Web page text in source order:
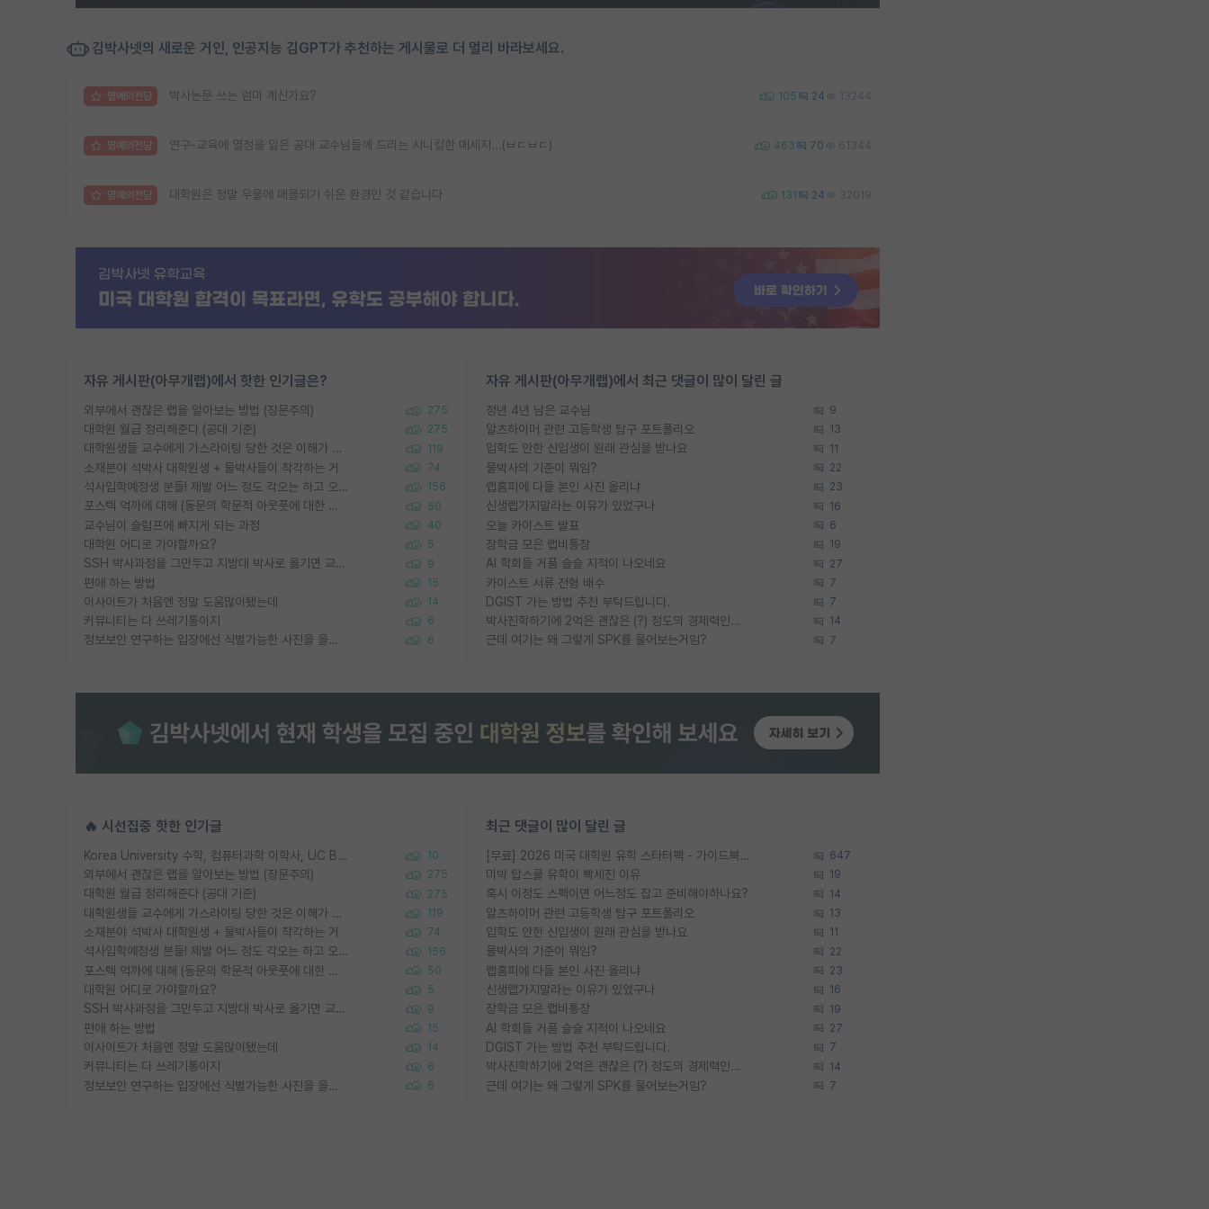
김박사넷의 새로운 거인, 인공지능 김GPT가 추천하는 게시물로 더 멀리 바라보세요.
명예의전당 박사논문 쓰는 엄마 계신가요? 105 24 13244
명예의전당 연구-교육에 열정을 잃은 공대 교수님들께 드리는 시니컬한 메세지...(ㅂㄷㅂㄷ) 463 70 61344
명예의전당 대학원은 정말 우울에 매몰되기 쉬운 환경인 것 같습니다 131 24 32019
자유 게시판(아무개랩)에서 핫한 인기글은?
외부에서 괜찮은 랩을 알아보는 방법 (장문주의) 275
대학원 월급 정리해준다 (공대 기준) 275
대학원생들 교수에게 가스라이팅 당한 것은 이해가 갑니다. 안타깝네요. 119
소재분야 석박사 대학원생 + 물박사들이 착각하는 거 74
석사입학예정생 분들! 제발 어느 정도 각오는 하고 오세요. 156
포스텍 억까에 대해 (동문의 학문적 아웃풋에 대한 반박) 50
교수님이 슬럼프에 빠지게 되는 과정 40
대학원 어디로 가야할까요? 5
SSH 박사과정을 그만두고 지방대 박사로 옮기면 교수의 꿈은 끝일까요? 9
편애 하는 방법 15
이사이트가 처음엔 정말 도움많이됐는데 14
커뮤니티는 다 쓰레기통이지 6
정보보안 연구하는 입장에선 식별가능한 사진을 올리는건 비추이긴함 6
자유 게시판(아무개랩)에서 최근 댓글이 많이 달린 글
정년 4년 남은 교수님 9
알츠하이머 관련 고등학생 탐구 포트폴리오 13
입학도 안한 신입생이 원래 관심을 받나요 11
물박사의 기준이 뭐임? 22
랩홈피에 다들 본인 사진 올리냐 23
신생랩가지말라는 이유가 있었구나 16
오늘 카이스트 발표 6
장학금 모은 랩비통장 19
AI 학회들 거품 슬슬 지적이 나오네요 27
카이스트 서류 전형 배수 7
DGIST 가는 방법 추천 부탁드립니다. 7
박사진학하기에 2억은 괜찮은 (?) 정도의 경제력인가요 14
근데 여기는 왜 그렇게 SPK를 물어보는거임? 7
🔥 시선집중 핫한 인기글
Korea University 수학, 컴퓨터과학 이학사, UC Berkeley 산업공학 대학원 공학박사가 되는 것은 쉽지 않겠죠? 10
외부에서 괜찮은 랩을 알아보는 방법 (장문주의) 275
대학원 월급 정리해준다 (공대 기준) 275
대학원생들 교수에게 가스라이팅 당한 것은 이해가 갑니다. 안타깝네요. 119
소재분야 석박사 대학원생 + 물박사들이 착각하는 거 74
석사입학예정생 분들! 제발 어느 정도 각오는 하고 오세요. 156
포스텍 억까에 대해 (동문의 학문적 아웃풋에 대한 반박) 50
대학원 어디로 가야할까요? 5
SSH 박사과정을 그만두고 지방대 박사로 옮기면 교수의 꿈은 끝일까요? 9
편애 하는 방법 15
이사이트가 처음엔 정말 도움많이됐는데 14
커뮤니티는 다 쓰레기통이지 6
정보보안 연구하는 입장에선 식별가능한 사진을 올리는건 비추이긴함 6
최근 댓글이 많이 달린 글
[무료] 2026 미국 대학원 유학 스타터팩 - 가이드북 & 합격자 컨택메일 템플릿 647
미박 탑스쿨 유학이 빡세진 이유 19
혹시 이정도 스펙이면 어느정도 잡고 준비해야하나요? 14
알츠하이머 관련 고등학생 탐구 포트폴리오 13
입학도 안한 신입생이 원래 관심을 받나요 11
물박사의 기준이 뭐임? 22
랩홈피에 다들 본인 사진 올리냐 23
신생랩가지말라는 이유가 있었구나 16
장학금 모은 랩비통장 19
AI 학회들 거품 슬슬 지적이 나오네요 27
DGIST 가는 방법 추천 부탁드립니다. 7
박사진학하기에 2억은 괜찮은 (?) 정도의 경제력인가요 14
근데 여기는 왜 그렇게 SPK를 물어보는거임? 7